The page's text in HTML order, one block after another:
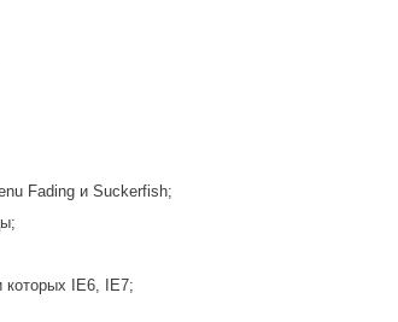
Fading и Suckerfish;
которых IE6, IE7;
Забыли пароль?